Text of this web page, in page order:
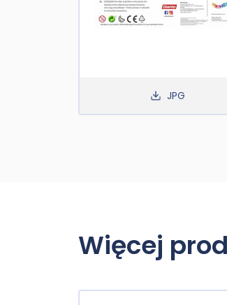
JPG
Więcej